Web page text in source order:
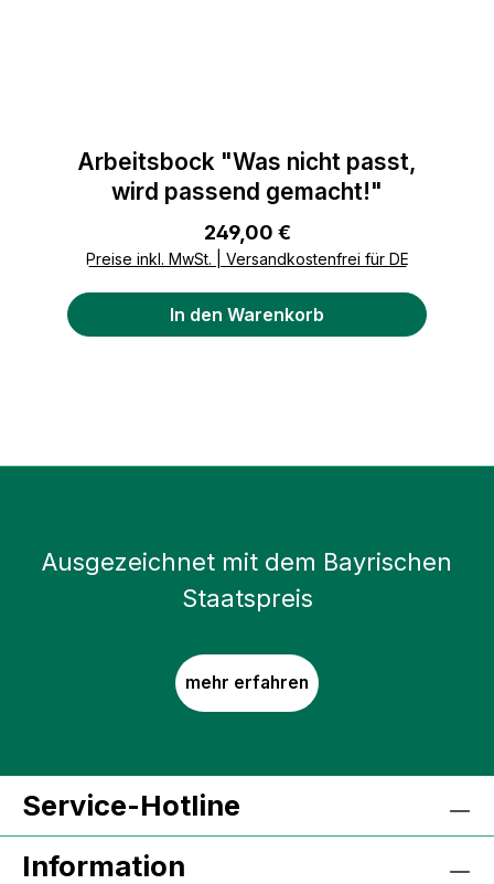
Arbeitsbock "Was nicht passt,
wird passend gemacht!"
Regulärer Preis:
249,00 €
Preise inkl. MwSt. | Versandkostenfrei für DE
In den Warenkorb
Ausgezeichnet mit dem Bayrischen
Staatspreis
mehr erfahren
Service-Hotline
Information